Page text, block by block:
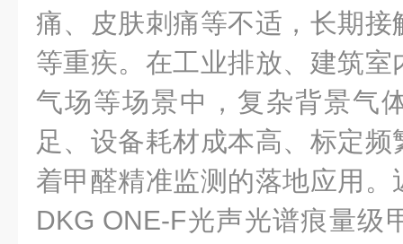
痛、皮肤刺痛等不适，长期
等重疾。在工业排放、建筑
气场等场景中，复杂背景气
足、设备耗材成本高、标定
着甲醛精准监测的落地应用
DKG ONE-F光声光谱痕量级